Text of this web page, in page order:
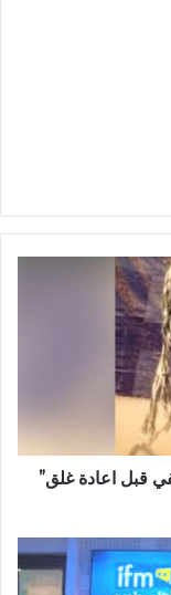
يمهل الحكومة حتى 20 جانفي قبل اعادة غلق”